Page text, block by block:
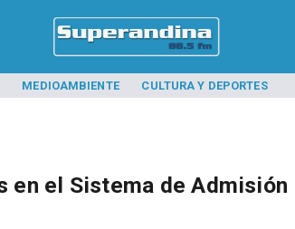
MEDIOAMBIENTE CULTURA Y DEPORTES
en el Sistema de Admisión